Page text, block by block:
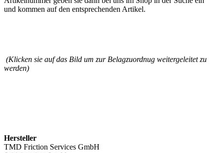
und kommen auf den entsprechenden Artikel.
(Klicken sie auf das Bild um zur Belagzuordnug weitergeleitet zu
werden)
Hersteller
TMD Friction Services GmbH